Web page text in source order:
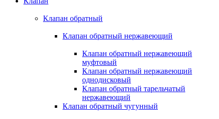
Клапан обратный
Клапан обратный нержавеющий
Клапан обратный нержавеющий
муфтовый
Клапан обратный нержавеющий
однодисковый
Клапан обратный тарельчатый
нержавеющий
Клапан обратный чугунный